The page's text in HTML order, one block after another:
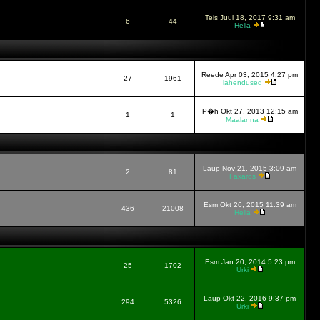
6 44
Teis Juul 18, 2017 9:31 am
Hella
27 1961
Reede Apr 03, 2015 4:27 pm
lahendused
1 1
P�h Okt 27, 2013 12:15 am
Maalanna
2 81
Laup Nov 21, 2015 3:09 am
Faxaros
436 21008
Esm Okt 26, 2015 11:39 am
Hella
25 1702
Esm Jan 20, 2014 5:23 pm
Urki
294 5326
Laup Okt 22, 2016 9:37 pm
Urki